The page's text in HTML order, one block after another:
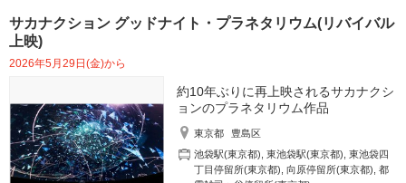
サカナクション グッドナイト・プラネタリウム(リバイバル
上映)
2026年5月29日(金)から
約10年ぶりに再上映されるサカナクシ
ョンのプラネタリウム作品
東京都
豊島区
池袋駅(東京都),東池袋駅(東京都),東池袋四
丁目停留所(東京都),向原停留所(東京都),都